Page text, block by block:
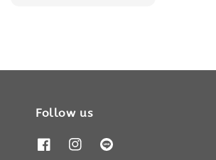
Follow us